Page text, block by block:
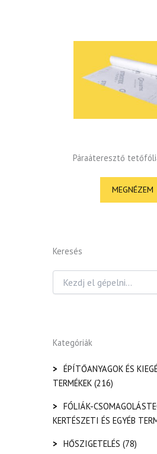
Páraáteresztő
MEGNÉZEM
Keresés
Kategóriák
> ÉPÍTŐANYAGOK ÉS
TERMÉKEK (216)
> FÓLIÁK-
KERTÉSZETI ÉS EGYÉB
> HŐSZIGETELÉS (78)